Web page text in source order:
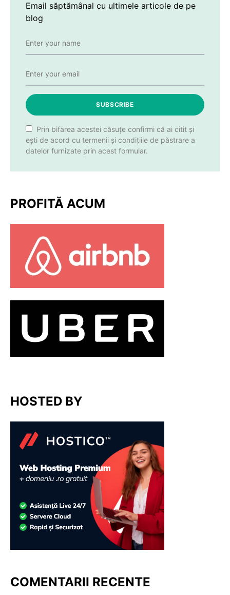
Email săptămânal cu ultimele articole de pe
blog
SUBSCRIBE
Prin bifarea acestei căsuțe confirmi că ai citit și
ești de acord cu termenii și condițiile de păstrare a
datelor furnizate prin acest formular.
PROFITĂ ACUM
HOSTED BY
COMENTARII RECENTE